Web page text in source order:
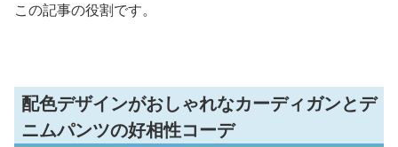
この記事の役割です。
配色デザインがおしゃれなカーディガンとデ
ニムパンツの好相性コーデ